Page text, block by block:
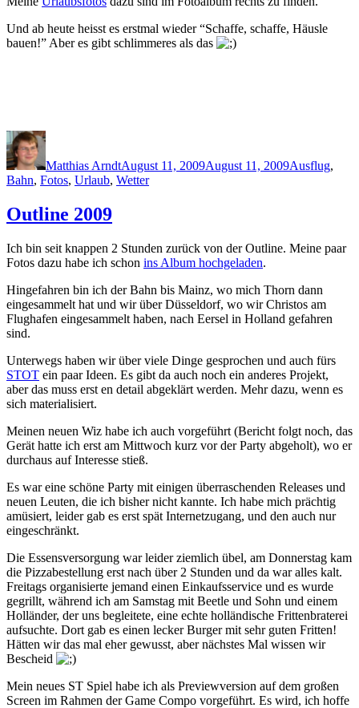
Und ab heute heisst es erstmal wieder “Schaffe, schaffe, Häusle
bauen!” Aber es gibt schlimmeres als das
Author
Matthias ArndtAugust 11, 2009August 11, 2009Ausflug,
Bahn, Fotos, Urlaub, Wetter
Outline 2009
Ich bin seit knappen 2 Stunden zurück von der Outline. Meine paar
Fotos dazu habe ich schon ins Album hochgeladen.
Hingefahren bin ich der Bahn bis Mainz, wo mich Thorn dann
eingesammelt hat und wir über Düsseldorf, wo wir Christos am
Flughafen eingesammelt haben, nach Eersel in Holland gefahren
sind.
Unterwegs haben wir über viele Dinge gesprochen und auch fürs
STOT ein paar Ideen. Es gibt da auch noch ein anderes Projekt,
aber das muss erst en detail abgeklärt werden. Mehr dazu, wenn es
sich materialisiert.
Meinen neuen Wiz habe ich auch vorgeführt (Bericht folgt noch, das
Gerät hatte ich erst am Mittwoch kurz vor der Party abgeholt), wo er
durchaus auf Interesse stieß.
Es war eine schöne Party mit einigen überraschenden Releases und
neuen Leuten, die ich bisher nicht kannte. Ich habe mich prächtig
amüsiert, leider gab es erst spät Internetzugang, und den auch nur
eingeschränkt.
Die Essensversorgung war leider ziemlich übel, am Donnerstag kam
die Pizzabestellung erst nach über 2 Stunden und da war alles kalt.
Freitags organisierte jemand einen Einkaufsservice und es wurde
gegrillt, während ich am Samstag mit Beetle und Sohn und einem
Holländer, der uns begleitete, eine echte holländische Frittenbraterei
aufsuchte. Dort gab es einen lecker Burger mit sehr guten Fritten!
Hätten wir das mal eher gewusst, aber nächstes Mal wissen wir
Bescheid
Mein neues ST Spiel habe ich als Previewversion auf dem großen
Screen im Rahmen der Game Compo vorgeführt. Es wird, ich hoffe